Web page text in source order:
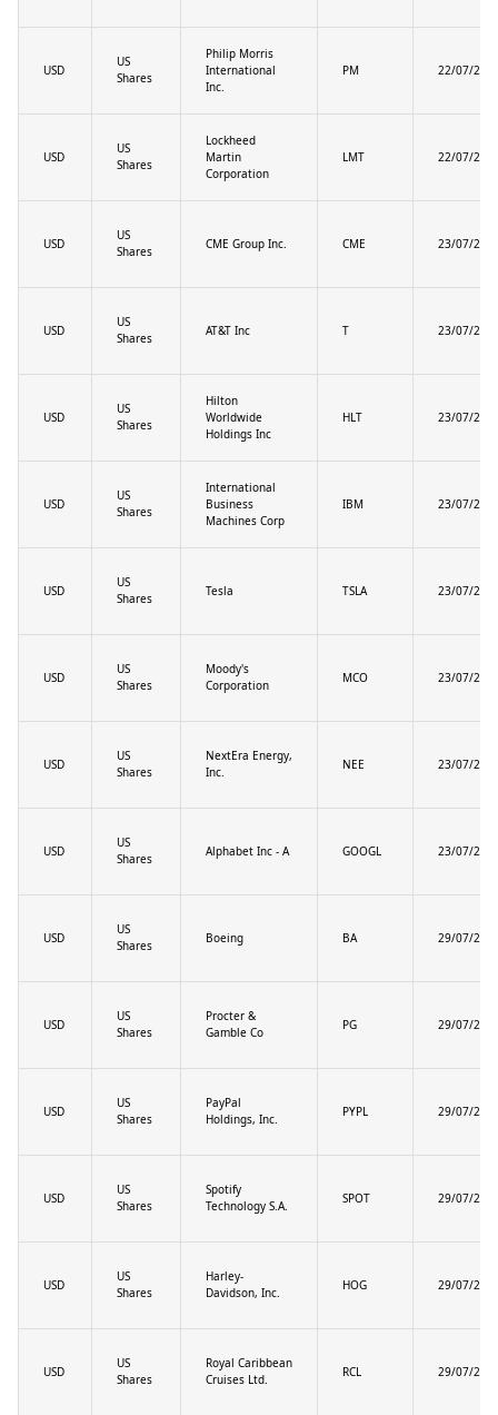
USD
US
Shares
Philip Morris
International
Inc.
PM 22/07/
USD
US
Shares
Lockheed
Martin
Corporation
LMT 22/07/
USD
US
Shares
CME Group Inc. CME 23/07/
USD
US
Shares
AT&T Inc T 23/07/
USD
US
Shares
Hilton
Worldwide
Holdings Inc
HLT 23/07/
USD
US
Shares
International
Business
Machines Corp
IBM 23/07/
USD
US
Shares
Tesla TSLA 23/07/
USD
US
Shares
Moody's
Corporation
MCO 23/07/
USD
US
Shares
NextEra Energy,
Inc.
NEE 23/07/
USD
US
Shares
Alphabet Inc - A GOOGL 23/07/
USD
US
Shares
Boeing BA 29/07/
USD
US
Shares
Procter &
Gamble Co
PG 29/07/
USD
US
Shares
PayPal
Holdings, Inc.
PYPL 29/07/
USD
US
Shares
Spotify
Technology S.A.
SPOT 29/07/
USD
US
Shares
Harley-
Davidson, Inc.
HOG 29/07/
USD
US
Shares
Royal Caribbean
Cruises Ltd.
RCL 29/07/